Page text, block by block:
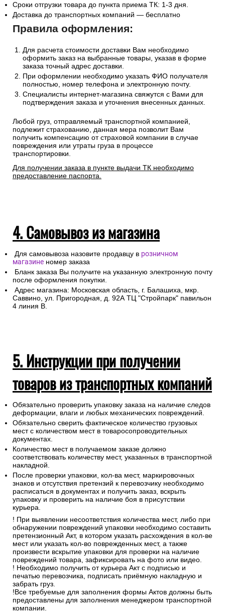
Сроки отгрузки товара до пункта приема ТК: 1-3 дня.
Доставка до транспортных компаний — бесплатно
Правила оформления:
Для расчета стоимости доставки Вам необходимо
оформить заказ на выбранные товары, указав в форме
заказа точный адрес доставки.
При оформлении необходимо указать ФИО получателя
полностью, номер телефона и электронную почту.
Специалисты интернет-магазина свяжутся с Вами для
подтверждения заказа и уточнения внесенных данных.
Любой груз, отправляемый транспортной компанией,
подлежит страхованию, данная мера позволит Вам
получить компенсацию от страховой компании в случае
повреждения или утраты груза в процессе
транспортировки.
Для получении заказа в пункте выдачи ТК необходимо
предоставление паспорта.
4. Самовывоз из магазина
Для самовывоза назовите продавцу в розничном
магазине номер заказа
Бланк заказа Вы получите на указанную электронную почту
после оформления покупки.
Адрес магазина: Московская область, г. Балашиха, мкр.
Саввино, ул. Пригородная, д. 92А ТЦ "Стройпарк" павильон
4 линия В.
5. Инструкции при получении
товаров из транспортных компаний
Обязательно проверить упаковку заказа на наличие следов
деформации, влаги и любых механических повреждений.
Обязательно сверить фактическое количество грузовых
мест с количеством мест в товаросопроводительных
документах.
Количество мест в получаемом заказе должно
соответствовать количеству мест, указанных в транспортной
накладной.
После проверки упаковки, кол-ва мест, маркировочных
знаков и отсутствия претензий к перевозчику необходимо
расписаться в документах и получить заказ, вскрыть
упаковку и проверить на наличие боя в присутствии
курьера.
! При выявлении несоответствия количества мест, либо при
обнаружении повреждений упаковки необходимо составить
претензионный Акт, в котором указать расхождения в кол-ве
мест или указать кол-во поврежденных мест, а также
произвести вскрытие упаковки для проверки на наличие
повреждений товара, зафиксировать на фото или видео.
! Необходимо получить от курьера Акт с подписью и
печатью перевозчика, подписать приёмную накладную и
забрать груз.
!Все требуемые для заполнения формы Актов должны быть
предоставлены для заполнения менеджером транспортной
компании.